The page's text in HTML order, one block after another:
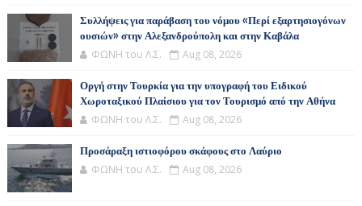
Συλλήψεις για παράβαση του νόμου «Περί εξαρτησιογόνων
ουσιών» στην Αλεξανδρούπολη και στην Καβάλα
ΦΩΝΗ του Λ.Σ. Aug 08, 2026
Οργή στην Τουρκία για την υπογραφή του Ειδικού
Χωροταξικού Πλαίσιου για τον Τουρισμό από την Αθήνα
ΦΩΝΗ του Λ.Σ. Aug 08, 2026
Προσάραξη ιστιοφόρου σκάφους στο Λαύριο
ΦΩΝΗ του Λ.Σ. Aug 08, 2026